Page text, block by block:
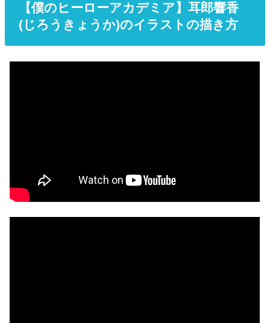
【僕のヒーローアカデミア】耳郎響香
(じろうきょうか)のイラストの描き方